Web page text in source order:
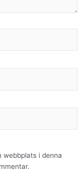
webbplats i denna